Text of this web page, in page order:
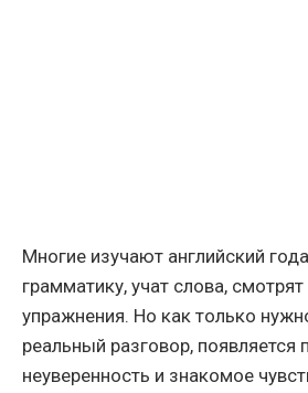
Многие изучают английский
грамматику, учат слова,
упражнения. Но как только
реальный разговор, появляется
неуверенность и знакомое